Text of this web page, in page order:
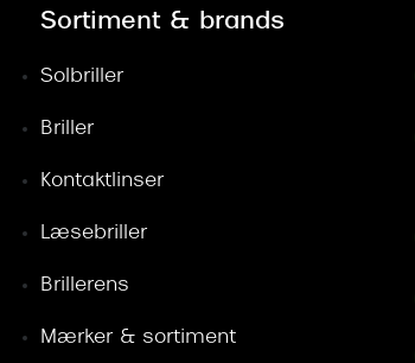
Sortiment & brands
Solbriller
Briller
Kontaktlinser
Læsebriller
Brillerens
Mærker & sortiment